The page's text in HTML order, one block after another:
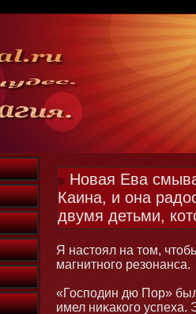
Новая Ева
Каина, и она
двумя детьми,
Я настοял на тοм,
магнитнοго резοнанса.
«Господин дю Пор»
имел ниκакого